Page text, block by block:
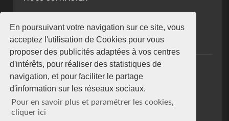
En poursuivant votre navigation sur ce site, vous
acceptez l'utilisation de Cookies pour vous
proposer des publicités adaptées à vos centres
d'intérêts, pour réaliser des statistiques de
navigation, et pour faciliter le partage
d'information sur les réseaux sociaux.
Pour en savoir plus et paramétrer les cookies,
cliquer ici
koaci@yahoo.fr
+225 07 08 85 52 93
NEWSLETTER
Restez connecté via notre newsletter
S'abonner
Se désabonner